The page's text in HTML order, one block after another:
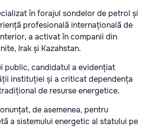
în forajul sondelor de petrol și
profesională internațională de
a activat în companii din
Irak și Kazahstan.
public, candidatul a evidențiat
instituției și a criticat dependența
de resurse energetice.
de asemenea, pentru
a sistemului energetic al statului pe